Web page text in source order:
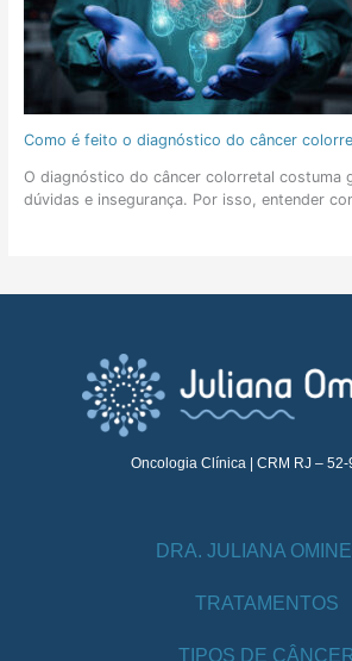
Como é feito o diagnóstico do câncer
O diagnóstico do câncer colorretal costuma
dúvidas e insegurança. Por isso, entender
Oncologia Clínica | CRM RJ –
DRA. JULIANA
TRATAMENTOS
TIPOS DE CÂNCER